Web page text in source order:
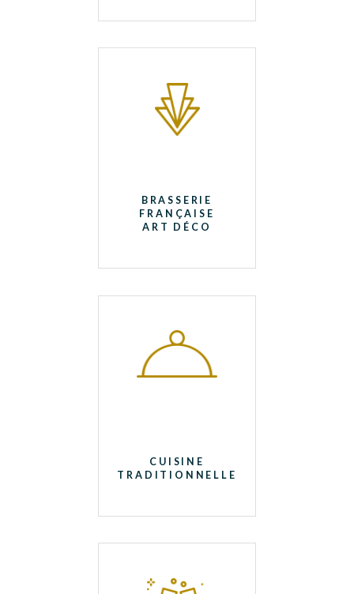
BRASSERIE
FRANÇAISE
ART DÉCO
CUISINE
TRADITIONNELLE